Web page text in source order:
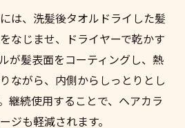
は、洗髪後タオルドライした髪
なじませ、ドライヤーで乾かす
が髪表面をコーティングし、熱
ながら、内側からしっとりとし
継続使用することで、ヘアカラ
ジも軽減されます。